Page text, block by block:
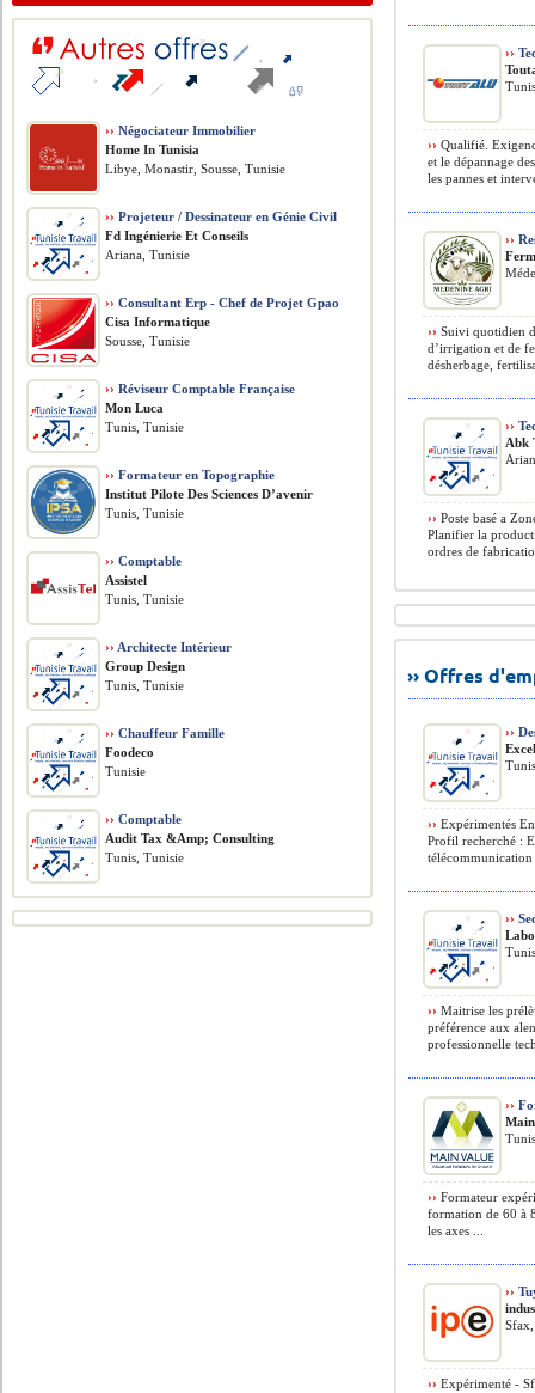
››
›› Qualifié.
et le dépannage
les pannes et
››
›› Suivi quotidien
d’irrigation et de
désherbage,
››
Abk
›› Poste basé a
Planifier la
ordres de
›› Offres
››
›› Expérimentés
Profil recherché :
télécommunication
››
›› Maitrise les
préférence aux
professionnelle
››
›› Formateur
formation de 60 à
les axes ...
››
›› Expérimenté -
›› Négociateur Immobilier
Home In Tunisia
Libye, Monastir, Sousse, Tunisie
›› Projeteur / Dessinateur en Génie Civil
Fd Ingénierie Et Conseils
Ariana, Tunisie
›› Consultant Erp - Chef de Projet Gpao
Cisa Informatique
Sousse, Tunisie
›› Réviseur Comptable Française
Mon Luca
Tunis, Tunisie
›› Formateur en Topographie
Institut Pilote Des Sciences D’avenir
Tunis, Tunisie
›› Comptable
Assistel
Tunis, Tunisie
›› Architecte Intérieur
Group Design
Tunis, Tunisie
›› Chauffeur Famille
Foodeco
Tunisie
›› Comptable
Audit Tax &Amp; Consulting
Tunis, Tunisie